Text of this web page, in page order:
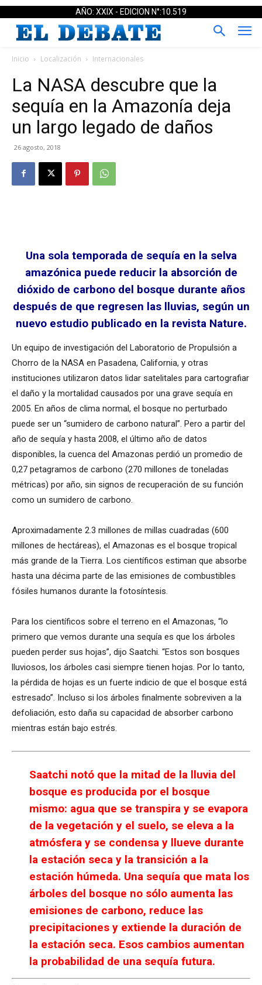
AÑO: XXIX - EDICION N°:10.519
Inicio Localización Internacionales
La NASA descubre que la
sequía en la Amazonía deja
un largo legado de daños
26 agosto, 2018
Una sola temporada de sequía en la selva
amazónica puede reducir la absorción de
dióxido de carbono del bosque durante años
después de que regresen las lluvias, según un
nuevo estudio publicado en la revista Nature.
Un equipo de investigación del Laboratorio de Propulsión a
Chorro de la NASA en Pasadena, California, y otras
instituciones utilizaron datos lidar satelitales para cartografiar
el daño y la mortalidad causados ​​por una grave sequía en
2005. En años de clima normal, el bosque no perturbado
puede ser un “sumidero de carbono natural”. Pero a partir del
año de sequía y hasta 2008, el último año de datos
disponibles, la cuenca del Amazonas perdió un promedio de
0,27 petagramos de carbono (270 millones de toneladas
métricas) por año, sin signos de recuperación de su función
como un sumidero de carbono.
Aproximadamente 2.3 millones de millas cuadradas (600
millones de hectáreas), el Amazonas es el bosque tropical
más grande de la Tierra. Los científicos estiman que absorbe
hasta una décima parte de las emisiones de combustibles
fósiles humanos durante la fotosíntesis.
Para los científicos sobre el terreno en el Amazonas, “lo
primero que vemos durante una sequía es que los árboles
pueden perder sus hojas”, dijo Saatchi. “Estos son bosques
lluviosos, los árboles casi siempre tienen hojas. Por lo tanto,
la pérdida de hojas es un fuerte indicio de que el bosque está
estresado”. Incluso si los árboles finalmente sobreviven a la
defoliación, esto daña su capacidad de absorber carbono
mientras están bajo estrés.
Saatchi notó que la mitad de la lluvia del
bosque es producida por el bosque
mismo: agua que se transpira y se evapora
de la vegetación y el suelo, se eleva a la
atmósfera y se condensa y llueve durante
la estación seca y la transición a la
estación húmeda. Una sequía que mata los
árboles del bosque no sólo aumenta las
emisiones de carbono, reduce las
precipitaciones y extiende la duración de
la estación seca. Esos cambios aumentan
la probabilidad de una sequía futura.